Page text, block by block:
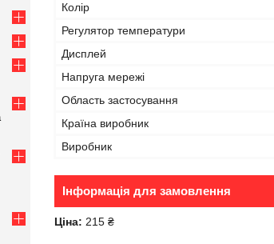
Колір
Регулятор температури
Дисплей
Напруга мережі
Область застосування
Країна виробник
Виробник
Інформація для замовлення
Ціна: 215 ₴